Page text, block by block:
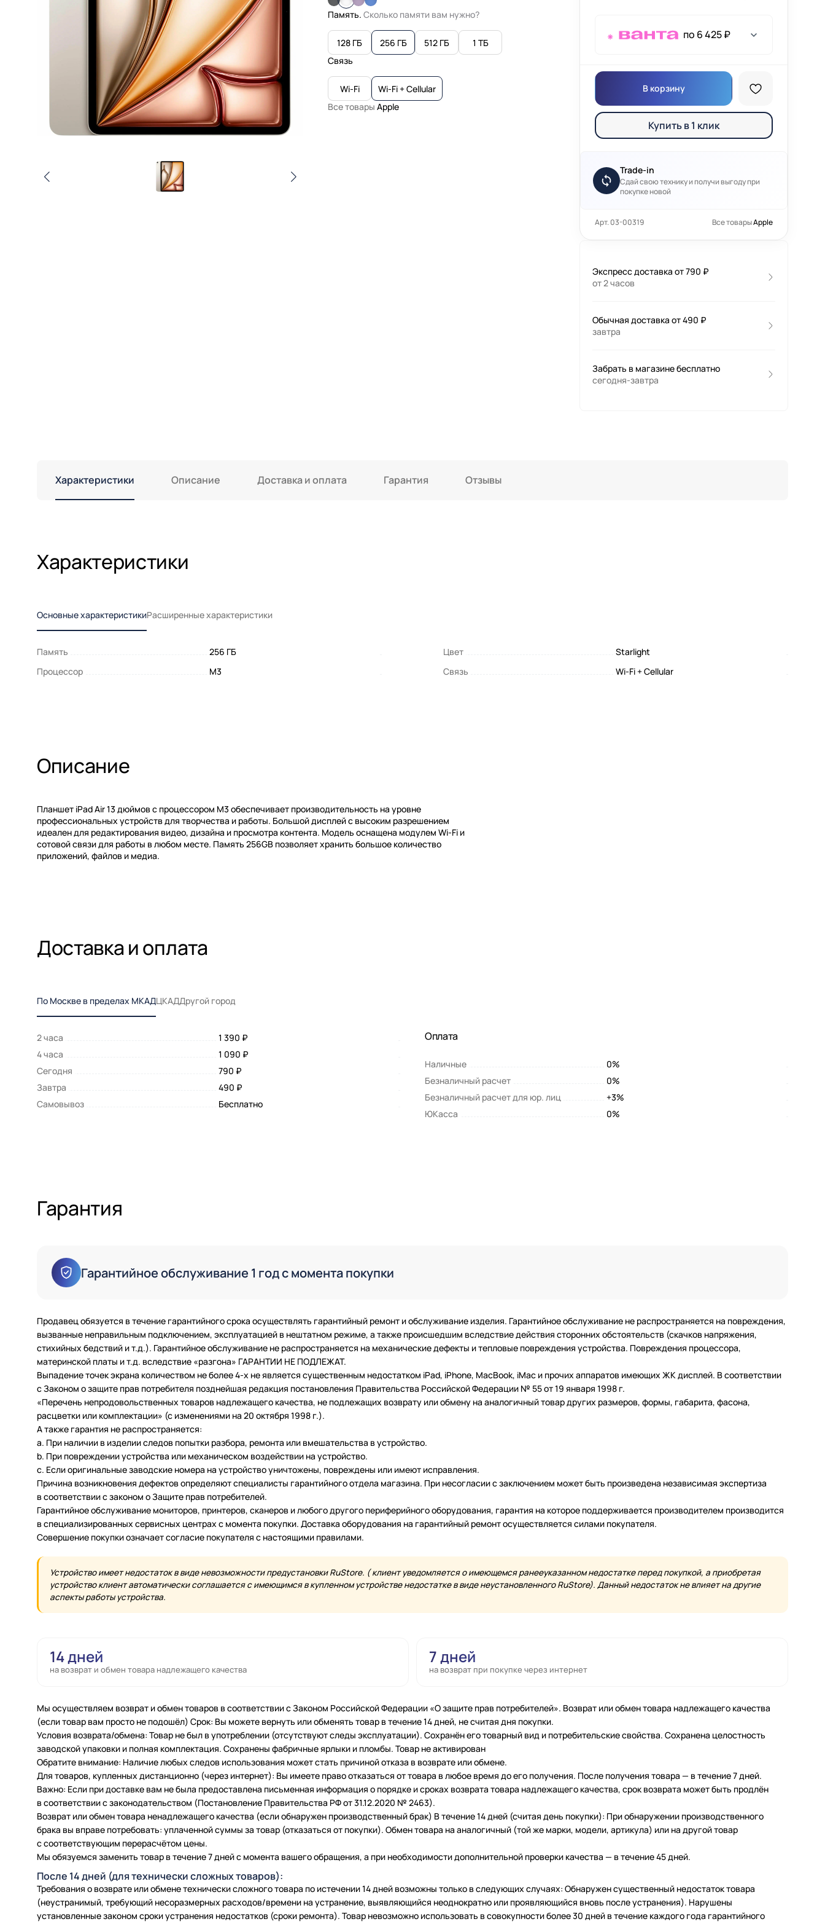
Память. Сколько памяти вам нужно?
128 ГБ 256 ГБ 512 ГБ
1 ТБ
Связь
Wi-Fi
Wi-Fi + Cellular
Все товары Apple
по 6 425 ₽
В корзину
Купить в 1 клик
Trade-in
Сдай свою технику и получи выгоду при
покупке новой
Арт. 03-00319 Все товарыApple
Экспресс доставка от 790 ₽
от 2 часов
Обычная доставка от 490 ₽
завтра
Забрать в магазине бесплатно
сегодня-завтра
Характеристики Описание Доставка и оплата Гарантия Отзывы
Характеристики
Основные характеристикиРасширенные характеристики
Память 256 ГБ Цвет
Starlight
Процессор
M3 Связь Wi-Fi + Cellular
Описание
Планшет iPad Air 13 дюймов с процессором M3 обеспечивает производительность на уровне
профессиональных устройств для творчества и работы. Большой дисплей с высоким разрешением
идеален для редактирования видео, дизайна и просмотра контента. Модель оснащена модулем Wi-Fi и
сотовой связи для работы в любом месте. Память 256GB позволяет хранить большое количество
приложений, файлов и медиа.
Доставка и оплата
По Москве в пределах МКАДЦКАДДругой город
2 часа
1 390 ₽
4 часа
1 090 ₽
Сегодня
790 ₽
Завтра
490 ₽
Самовывоз
Бесплатно
Оплата
Наличные
0%
Безналичный расчет
0%
Безналичный расчет для юр. лиц
+3%
ЮКасса
0%
Гарантия
Гарантийное обслуживание 1 год с момента покупки
Продавец обязуется в течение гарантийного срока осуществлять гарантийный ремонт и обслуживание изделия. Гарантийное обслуживание не распространяется на повреждения,
вызванные неправильным подключением, эксплуатацией в нештатном режиме, а также происшедшим вследствие действия сторонних обстоятельств (скачков напряжения,
стихийных бедствий и т.д.). Гарантийное обслуживание не распространяется на механические дефекты и тепловые повреждения устройства. Повреждения процессора,
материнской платы и т.д. вследствие «разгона» ГАРАНТИИ НЕ ПОДЛЕЖАТ.
Выпадение точек экрана количеством не более 4-х не является существенным недостатком iPad, iPhone, MacBook, iMac и прочих аппаратов имеющих ЖК дисплей. В соответствии
с Законом о защите прав потребителя позднейшая редакция постановления Правительства Российской Федерации № 55 от 19 января 1998 г.
«Перечень непродовольственных товаров надлежащего качества, не подлежащих возврату или обмену на аналогичный товар других размеров, формы, габарита, фасона,
расцветки или комплектации» (с изменениями на 20 октября 1998 г.).
А также гарантия не распространяется:
a. При наличии в изделии следов попытки разбора, ремонта или вмешательства в устройство.
b. При повреждении устройства или механическом воздействии на устройство.
c. Если оригинальные заводские номера на устройство уничтожены, повреждены или имеют исправления.
Причина возникновения дефектов определяют специалисты гарантийного отдела магазина. При несогласии с заключением может быть произведена независимая экспертиза
в соответствии с законом о Защите прав потребителей.
Гарантийное обслуживание мониторов, принтеров, сканеров и любого другого периферийного оборудования, гарантия на которое поддерживается производителем производится
в специализированных сервисных центрах с момента покупки. Доставка оборудования на гарантийный ремонт осуществляется силами покупателя.
Совершение покупки означает согласие покупателя с настоящими правилами.
Устройство имеет недостаток в виде невозможности предустановки RuStore. ( клиент уведомляется о имеющемся ранееуказанном недостатке перед покупкой, а приобретая
устройство клиент автоматически соглашается с имеющимся в купленном устройстве недостатке в виде неустановленного RuStore). Данный недостаток не влияет на другие
аспекты работы устройства.
14 дней
на возврат и обмен товара надлежащего качества
7 дней
на возврат при покупке через интернет
Мы осуществляем возврат и обмен товаров в соответствии с Законом Российской Федерации «О защите прав потребителей». Возврат или обмен товара надлежащего качества
(если товар вам просто не подошёл) Срок: Вы можете вернуть или обменять товар в течение 14 дней, не считая дня покупки.
Условия возврата/обмена: Товар не был в употреблении (отсутствуют следы эксплуатации). Сохранён его товарный вид и потребительские свойства. Сохранена целостность
заводской упаковки и полная комплектация. Сохранены фабричные ярлыки и пломбы. Товар не активирован
Обратите внимание: Наличие любых следов использования может стать причиной отказа в возврате или обмене.
Для товаров, купленных дистанционно (через интернет): Вы имеете право отказаться от товара в любое время до его получения. После получения товара — в течение 7 дней.
Важно: Если при доставке вам не была предоставлена письменная информация о порядке и сроках возврата товара надлежащего качества, срок возврата может быть продлён
в соответствии с законодательством (Постановление Правительства РФ от 31.12.2020 № 2463).
Возврат или обмен товара ненадлежащего качества (если обнаружен производственный брак) В течение 14 дней (считая день покупки): При обнаружении производственного
брака вы вправе потребовать: уплаченной суммы за товар (отказаться от покупки). Обмен товара на аналогичный (той же марки, модели, артикула) или на другой товар
с соответствующим перерасчётом цены.
Мы обязуемся заменить товар в течение 7 дней с момента вашего обращения, а при необходимости дополнительной проверки качества — в течение 45 дней.
После 14 дней (для технически сложных товаров):
Требования о возврате или обмене технически сложного товара по истечении 14 дней возможны только в следующих случаях: Обнаружен существенный недостаток товара
(неустранимый, требующий несоразмерных расходов/времени на устранение, выявляющийся неоднократно или проявляющийся вновь после устранения). Нарушены
установленные законом сроки устранения недостатков (сроки ремонта). Товар невозможно использовать в совокупности более 30 дней в течение каждого года гарантийного